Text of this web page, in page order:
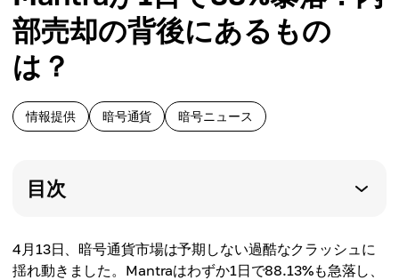
部売却の背後にあるもの
は？
情報提供 暗号通貨 暗号ニュース
目次
4月13日、暗号通貨市場は予期しない過酷なクラッシュに
揺れ動きました。Mantraはわずか1日で88.13%も急落し、